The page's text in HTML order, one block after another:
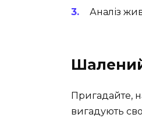
Аналіз
Шалений
Пригадайте,
вигадують